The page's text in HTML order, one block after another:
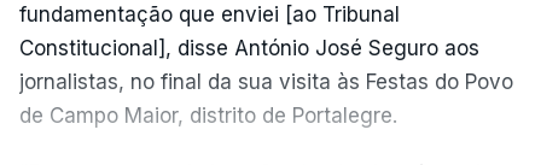
fundamentação que enviei [ao Tribunal
Constitucional], disse António José Seguro aos
jornalistas, no final da sua visita às Festas do Povo
de Campo Maior, distrito de Portalegre.